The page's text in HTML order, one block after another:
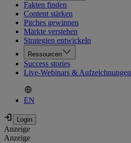
Fakten finden
Content stärken
Pitches gewinnen
Märkte verstehen
Strategien entwickeln
Ressourcen
Success stories
Live-Webinars & Aufzeichnungen
EN
Anzeige
Anzeige